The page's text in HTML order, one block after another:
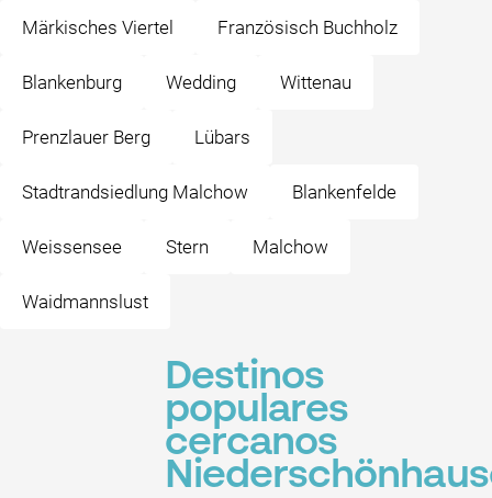
Märkisches Viertel Französisch Buchholz
Blankenburg Wedding Wittenau
Prenzlauer Berg Lübars
Stadtrandsiedlung Malchow Blankenfelde
Weissensee Stern Malchow
Waidmannslust
Destinos
populares
cercanos